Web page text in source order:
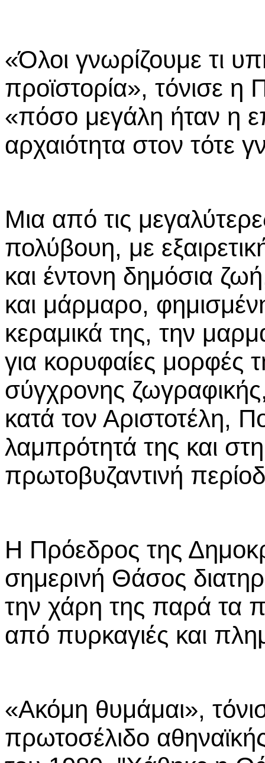
«Όλοι γνωρίζουμε τι
προϊστορία», τόνισε η
«πόσο μεγάλη ήταν η
αρχαιότητα στον τότε
Μια από τις
πολύβουη, με
και έντονη δημόσια
και μάρμαρο,
κεραμικά της, την
για κορυφαίες μορφές
σύγχρονης
κατά τον Αριστοτέλη,
λαμπρότητά της και
πρωτοβυζαντινή
Η Πρόεδρος της
σημερινή Θάσος
την χάρη της παρά τα
από πυρκαγιές και
«Ακόμη θυμάμαι»,
πρωτοσέλιδο